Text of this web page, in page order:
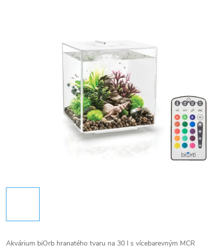
Akvárium biOrb hranatého tvaru na 30 l s vícebarevným MCR